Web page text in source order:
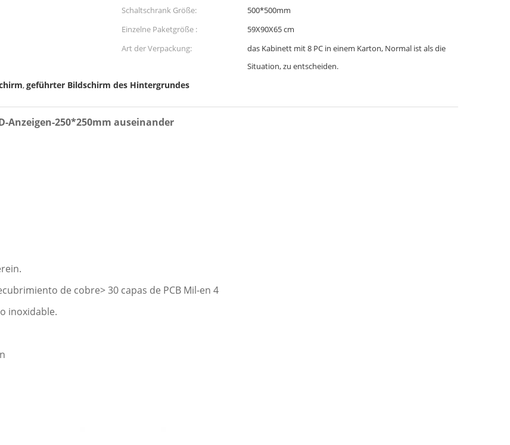
Schaltschrank Größe:
500*500mm
Einzelne Paketgröße :
59X90X65 cm
Art der Verpackung:
das Kabinett mit 8 PC in einem Karton, Normal ist als die
Situation, zu entscheiden.
,geführter Bildschirm des Hintergrundes
Anzeigen-250*250mm auseinander
de cobre> 30 capas de PCB Mil-en 4
inoxidable.